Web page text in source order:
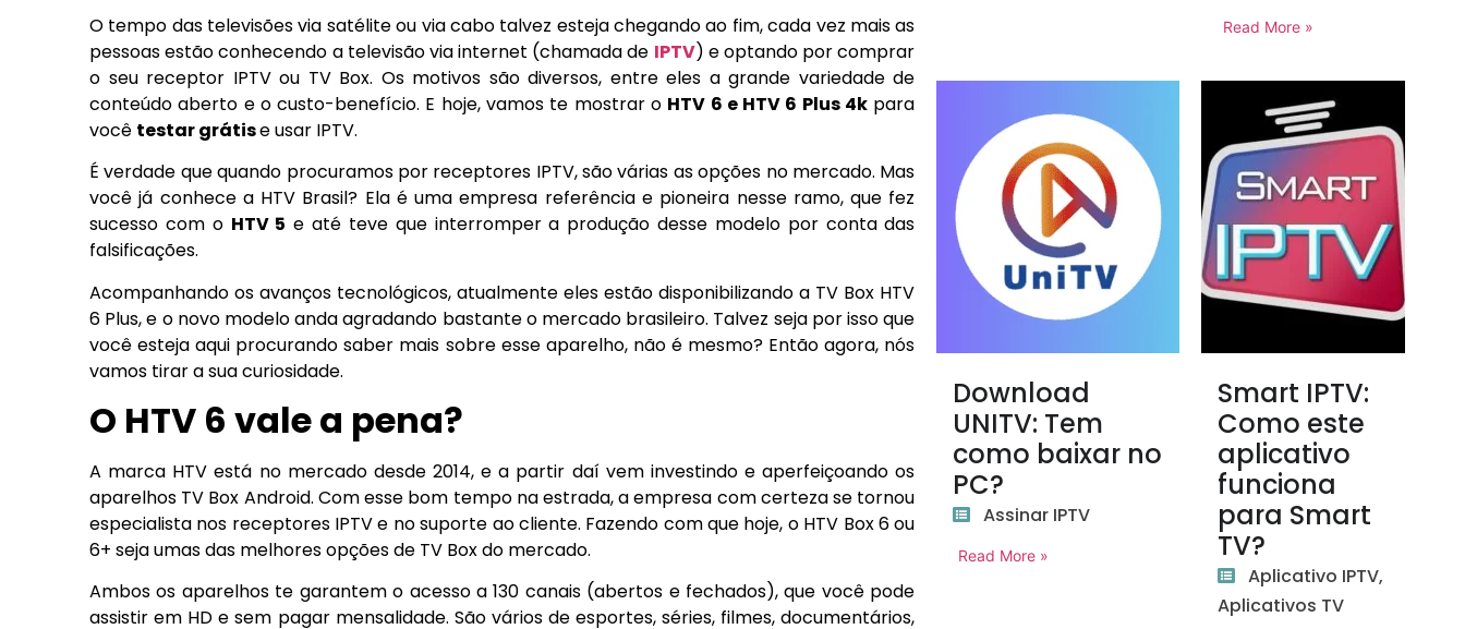
O tempo das televisões via satélite ou via cabo talvez esteja chegando ao fim, cada vez mais as
pessoas estão conhecendo a televisão via internet (chamada de IPTV) e optando por comprar
o seu receptor IPTV ou TV Box. Os motivos são diversos, entre eles a grande variedade de
conteúdo aberto e o custo-benefício. E hoje, vamos te mostrar o HTV 6 e HTV 6 Plus 4k para
você testar grátise usar IPTV.
É verdade que quando procuramos por receptores IPTV, são várias as opções no mercado. Mas
você já conhece a HTV Brasil? Ela é uma empresa referência e pioneira nesse ramo, que fez
sucesso com o HTV 5 e até teve que interromper a produção desse modelo por conta das
falsificações.
Acompanhando os avanços tecnológicos, atualmente eles estão disponibilizando a TV Box HTV
6 Plus, e o novo modelo anda agradando bastante o mercado brasileiro. Talvez seja por isso que
você esteja aqui procurando saber mais sobre esse aparelho, não é mesmo? Então agora, nós
vamos tirar a sua curiosidade.
O HTV 6 vale a pena?
A marca HTV está no mercado desde 2014, e a partir daí vem investindo e aperfeiçoando os
aparelhos TV Box Android. Com esse bom tempo na estrada, a empresa com certeza se tornou
especialista nos receptores IPTV e no suporte ao cliente. Fazendo com que hoje, o HTV Box 6 ou
6+ seja umas das melhores opções de TV Box do mercado.
Ambos os aparelhos te garantem o acesso a 130 canais (abertos e fechados), que você pode
assistir em HD e sem pagar mensalidade. São vários de esportes, séries, filmes, documentários,
Read More »
Download
UNITV: Tem
como baixar no
PC?
Assinar IPTV
Read More »
Smart IPTV:
Como este
aplicativo
funciona
para Smart
TV?
Aplicativo IPTV,
Aplicativos TV